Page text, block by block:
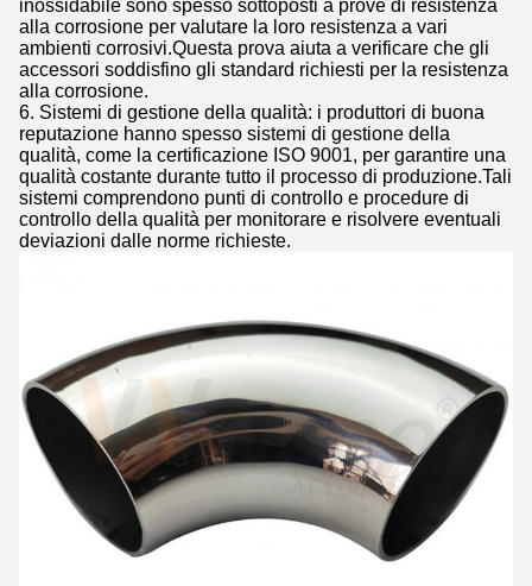
inossidabile sono spesso sottoposti a prove di resistenza
alla corrosione per valutare la loro resistenza a vari
ambienti corrosivi.Questa prova aiuta a verificare che gli
accessori soddisfino gli standard richiesti per la resistenza
alla corrosione.
6. Sistemi di gestione della qualità: i produttori di buona
reputazione hanno spesso sistemi di gestione della
qualità, come la certificazione ISO 9001, per garantire una
qualità costante durante tutto il processo di produzione.Tali
sistemi comprendono punti di controllo e procedure di
controllo della qualità per monitorare e risolvere eventuali
deviazioni dalle norme richieste.